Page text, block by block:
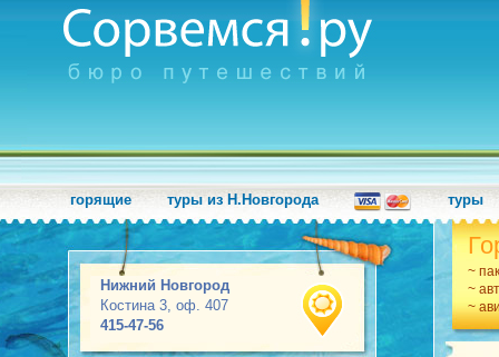
горящие туры из Н.Новгорода туры
Нижний Новгород
Костина 3, оф. 407
415-47-56
~
~
~